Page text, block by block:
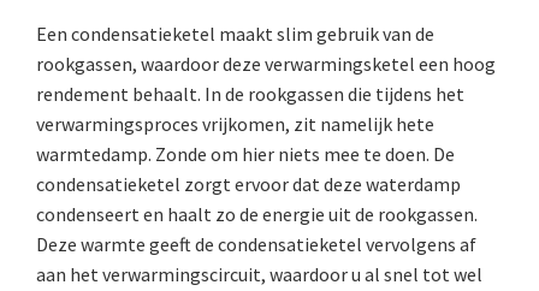
Een condensatieketel maakt slim gebruik van de
rookgassen, waardoor deze verwarmingsketel een hoog
rendement behaalt. In de rookgassen die tijdens het
verwarmingsproces vrijkomen, zit namelijk hete
warmtedamp. Zonde om hier niets mee te doen. De
condensatieketel zorgt ervoor dat deze waterdamp
condenseert en haalt zo de energie uit de rookgassen.
Deze warmte geeft de condensatieketel vervolgens af
aan het verwarmingscircuit, waardoor u al snel tot wel